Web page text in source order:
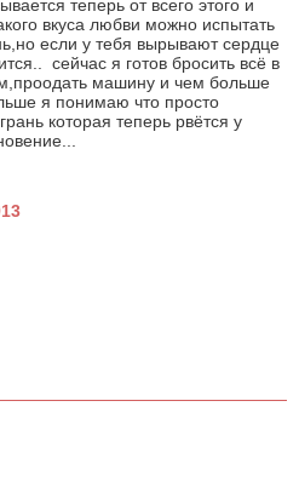
теперь от всего этого и
вкуса любви можно испытать
если у тебя вырывают сердце
сейчас я готов бросить всё в
машину и чем больше
я понимаю что просто
которая теперь рвётся у